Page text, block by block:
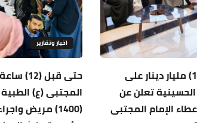
تم خلالها إنفاق أكثر من (1.6) مليار دينار على
تعلن عن
الإمام المجتبى
اخبار وتقارير
حتى قبل
المجتبى (ع)